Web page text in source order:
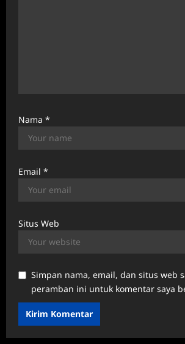
Nama *
Email *
Situs Web
Simpan nama, email, dan situs web
peramban ini untuk komentar saya